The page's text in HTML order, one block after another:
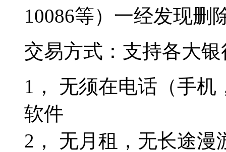
10086等）一经发现删
交易方式：支持各大
1， 无须在电话（手
软件
2， 无月租，无长途